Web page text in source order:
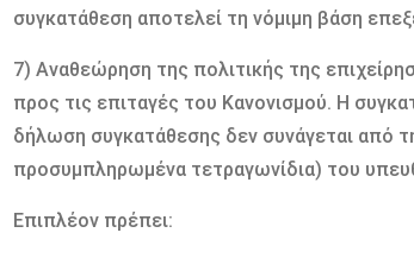
συγκατάθεση αποτελεί τη νόμιμη βάση
7) Αναθεώρηση της πολιτικής της
προς τις επιταγές του Κανονισμού. Η
δήλωση συγκατάθεσης δεν συνάγεται από
προσυμπληρωμένα τετραγωνίδια) του
Επιπλέον πρέπει: